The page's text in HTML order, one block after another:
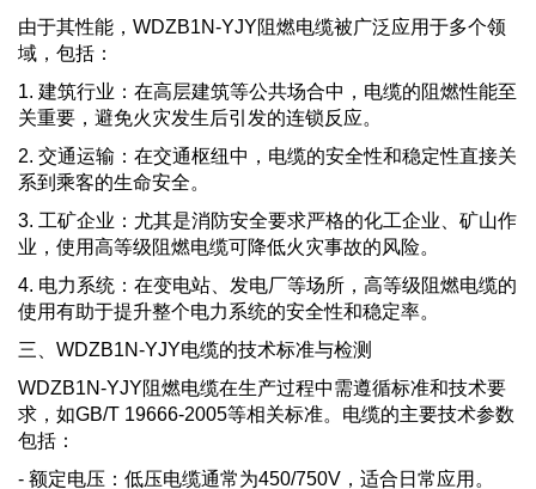
由于其性能，WDZB1N-YJY阻燃电缆被广泛应用于多个领
域，包括：
1. 建筑行业：在高层建筑等公共场合中，电缆的阻燃性能至
关重要，避免火灾发生后引发的连锁反应。
2. 交通运输：在交通枢纽中，电缆的安全性和稳定性直接关
系到乘客的生命安全。
3. 工矿企业：尤其是消防安全要求严格的化工企业、矿山作
业，使用高等级阻燃电缆可降低火灾事故的风险。
4. 电力系统：在变电站、发电厂等场所，高等级阻燃电缆的
使用有助于提升整个电力系统的安全性和稳定率。
三、WDZB1N-YJY电缆的技术标准与检测
WDZB1N-YJY阻燃电缆在生产过程中需遵循标准和技术要
求，如GB/T 19666-2005等相关标准。电缆的主要技术参数
包括：
- 额定电压：低压电缆通常为450/750V，适合日常应用。